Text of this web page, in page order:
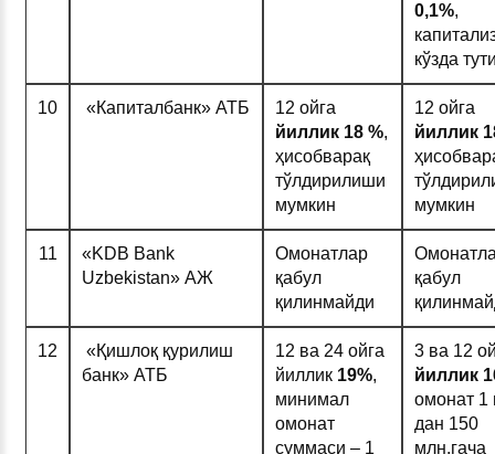
0,1%,
кўзда
10 «Капиталбанк» АТБ
12 ойга
йиллик 18 %,
ҳисобварақ
тўлдирилиши
мумкин
12 ойга
йиллик
мумкин
11
«KDB Bank
Uzbekistan» АЖ
Омонатлар
қабул
қилинмайди
қабул
12
«Қишлоқ қурилиш
банк» АТБ
12 ва 24 ойга
йиллик 19%,
минимал
омонат
суммаси – 1
3 ва 12
йиллик 1
омонат 1
дан 150
млн.гача